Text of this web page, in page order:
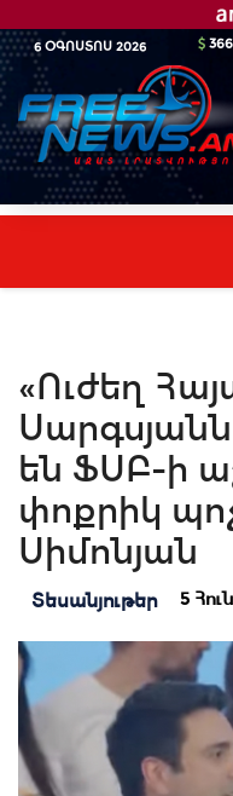
6 ՕԳՈՍՏՈՍ 2026
«Ուժեղ
Սարգսյանն
են ՖՍԲ-ի
փոքրիկ
Սիմոնյան
Տեսանյութեր 5